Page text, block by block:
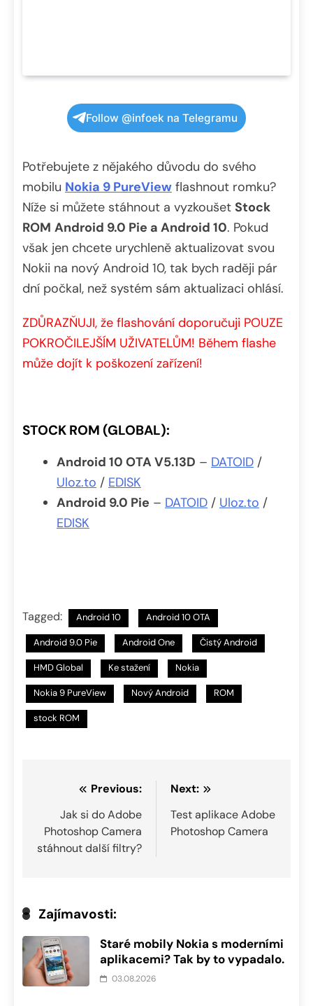
Follow @infoek na Telegramu
Potřebujete z nějakého důvodu do svého
mobilu Nokia 9 PureView flashnout romku?
Níže si můžete stáhnout a vyzkoušet Stock
ROM Android 9.0 Pie a Android 10. Pokud
však jen chcete urychleně aktualizovat svou
Nokii na nový Android 10, tak bych raději pár
dní počkal, než systém sám aktualizaci ohlásí.
ZDŮRAZŇUJI, že flashování doporučuji POUZE
POKROČILEJŠÍM UŽIVATELŮM! Během flashe
může dojít k poškození zařízení!
STOCK ROM (GLOBAL):
Android 10 OTA V5.13D – DATOID /
Uloz.to / EDISK
Android 9.0 Pie – DATOID / Uloz.to /
EDISK
Tagged: Android 10 Android 10 OTA
Android 9.0 Pie Android One Čistý Android
HMD Global Ke stažení Nokia
Nokia 9 PureView Nový Android ROM
stock ROM
Navigace
pro
příspěvek
Previous:
Jak si do Adobe
Photoshop Camera
stáhnout další filtry?
Next:
Test aplikace Adobe
Photoshop Camera
Zajímavosti:
Staré mobily Nokia s moderními
aplikacemi? Tak by to vypadalo.
03.08.2026